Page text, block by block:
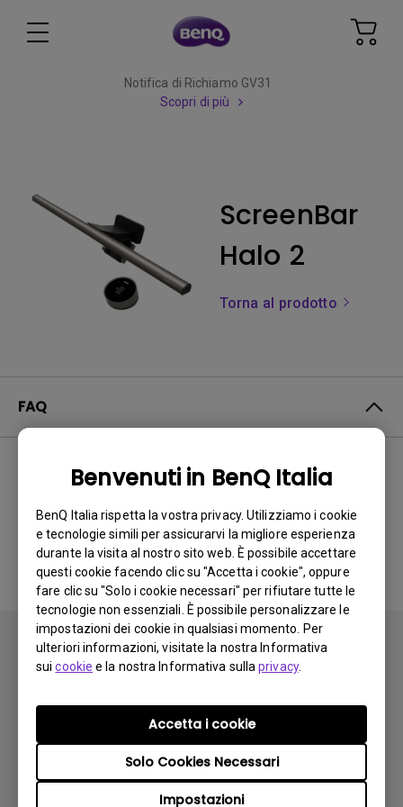
Benvenuti in BenQ Italia
BenQ Italia rispetta la vostra privacy. Utilizziamo i cookie
e tecnologie simili per assicurarvi la migliore esperienza
durante la visita al nostro sito web. È possibile accettare
questi cookie facendo clic su "Accetta i cookie", oppure
fare clic su "Solo i cookie necessari" per rifiutare tutte le
tecnologie non essenziali. È possibile personalizzare le
impostazioni dei cookie in qualsiasi momento. Per
ulteriori informazioni, visitate la nostra Informativa
suicookie e la nostra Informativa sullaprivacy.
Impostazioni
Solo Cookies Necessari
Accetta i cookie
Notifica di Richiamo GV31
Scopri di più
ScreenBar
Halo 2
Torna al prodotto
FAQ
Nessuna domanda
frequente correlata